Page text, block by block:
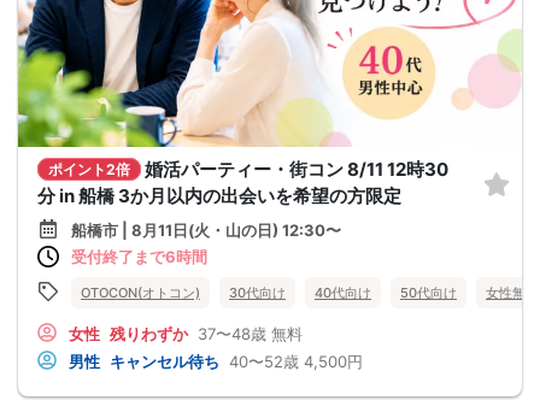
ポイント2倍
婚活パーティー・街コン 8/11 12時30
分 in 船橋 3か月以内の出会いを希望の方限定
船橋市 | 8月11日(火・山の日) 12:30〜
受付終了まで6時間
OTOCON(オトコン) 30代向け 40代向け 50代向け 女性無料
女性 残りわずか 37〜48歳 無料
男性 キャンセル待ち 40〜52歳 4,500円